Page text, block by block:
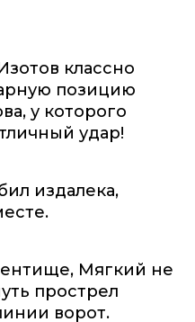
классно
позицию
у которого
удар!
издалека,
Мягкий не
прострел
ворот.